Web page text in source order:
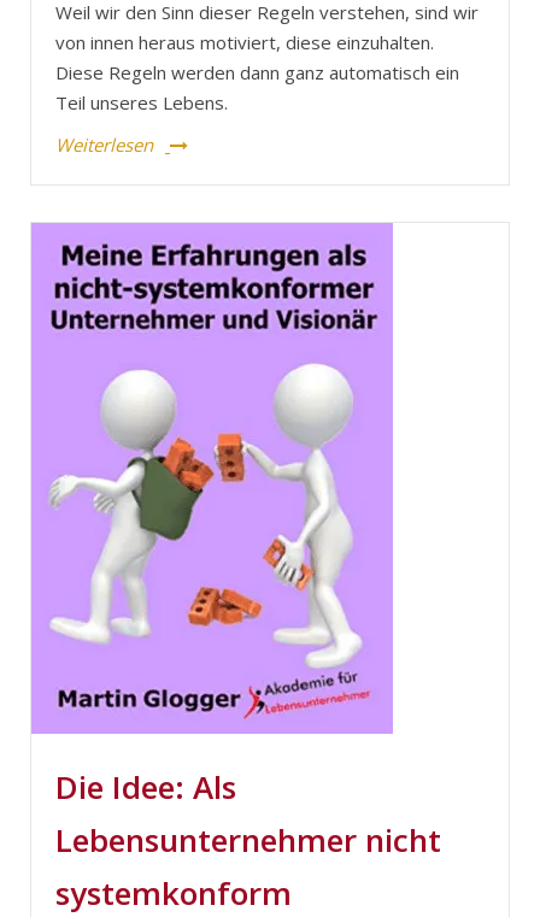
Weil wir den Sinn dieser Regeln verstehen, sind wir
von innen heraus motiviert, diese einzuhalten.
Diese Regeln werden dann ganz automatisch ein
Teil unseres Lebens.
Weiterlesen
Die Idee: Als
Lebensunternehmer nicht
systemkonform